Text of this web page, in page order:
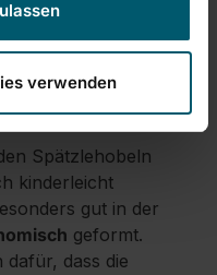
verwenden
dem Online-Shop
arbeiten.
Spätzlehobeln
kinderleicht
gut in der
geformt.
dass die